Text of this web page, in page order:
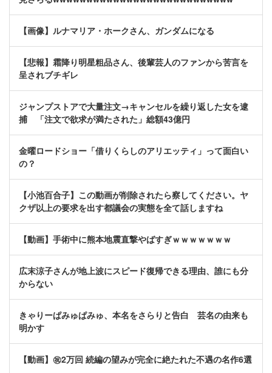
【画像】ルナマリア・ホークさん、ガンダムになる
【悲報】霜降り明星粗品さん、後輩芸人のファンから苦言を
呈されブチギレ
ジャンプストアで大量注文→キャンセルを繰り返した女を逮
捕 「注文で欲求が満たされた」総額43億円
金曜ロードショー「借りくらしのアリエッティ」って面白い
の？
【小池百合子】この動画が削除されたら察してください。ヤ
クザ以上の要求を出す都議会の実態を全て話しますね
【動画】手術中に熊本地震直撃やばすぎｗｗｗｗｗｗｗ
広末涼子さんが地上波にスピード復帰できる理由、誰にも分
からない
きゃりーぱみゅぱみゅ、本名をさらりと告白 芸名の由来も
明かす
【動画】㊗️2万回 続編の望みが完全に絶たれた不遇の名作6選